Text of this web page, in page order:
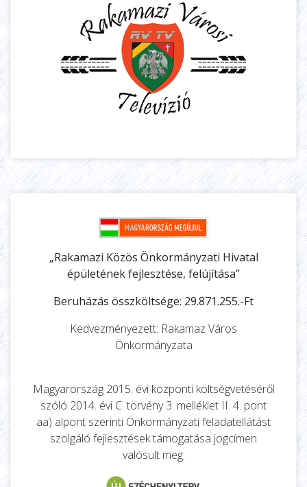
„Rakamazi Közös Önkormányzati Hivatal
épületének fejlesztése, felújítása”
Beruházás összköltsége: 29.871.255.-Ft
Kedvezményezett: Rakamaz Város
Önkormányzata
Magyarország 2015. évi központi költségvetéséről
szóló 2014. évi C. törvény 3. melléklet II. 4. pont
aa) alpont szerinti Önkormányzati feladatellátást
szolgáló fejlesztések támogatása jogcímen
valósult meg.